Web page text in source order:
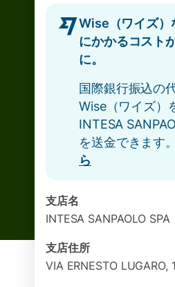
Wise（ワイズ）
にかかるコスト
に。
国際銀行振込の
Wise（ワイズ）
INTESA
を送金できます
ら
支店名
INTESA SANPAOLO SPA
支店住所
VIA ERNESTO LUGARO,